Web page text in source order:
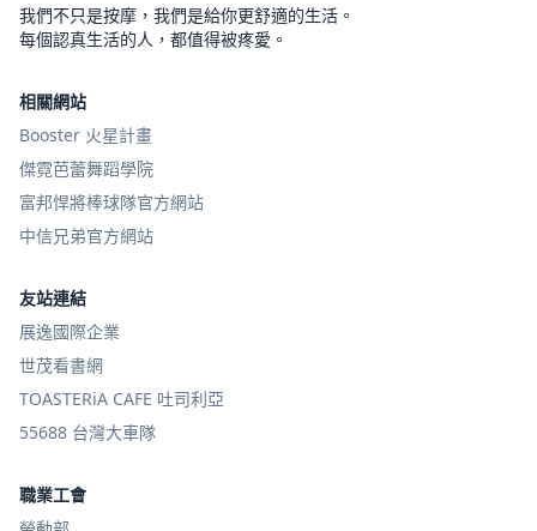
我們不只是按摩，我們是給你更舒適的生活。
每個認真生活的人，都值得被疼愛。
相關網站
Booster 火星計畫
傑霓芭蕾舞蹈學院
富邦悍將棒球隊官方網站
中信兄弟官方網站
友站連結
展逸國際企業
世茂看書網
TOASTERiA CAFE 吐司利亞
55688 台灣大車隊
職業工會